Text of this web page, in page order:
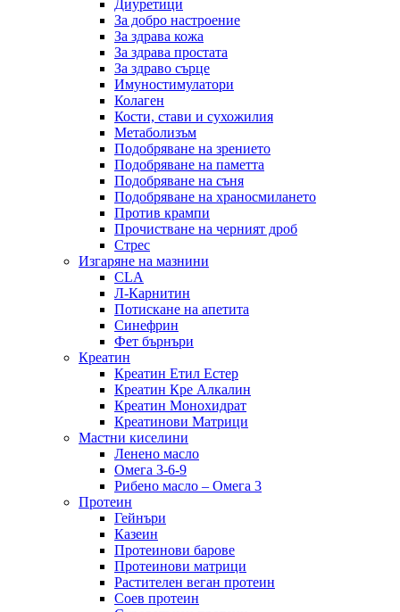
Диуретици
За добро настроение
За здрава кожа
За здрава простата
За здраво сърце
Имуностимулатори
Колаген
Кости, стави и сухожилия
Метаболизъм
Подобряване на зрението
Подобряване на паметта
Подобряване на съня
Подобряване на храносмилането
Против крампи
Прочистване на черният дроб
Стрес
Изгаряне на мазнини
CLA
Л-Карнитин
Потискане на апетита
Синефрин
Фет бърнъри
Креатин
Креатин Етил Естер
Креатин Кре Алкалин
Креатин Монохидрат
Креатинови Матрици
Мастни киселини
Ленено масло
Омега 3-6-9
Рибено масло – Омега 3
Протеин
Гейнъри
Казеин
Протеинови барове
Протеинови матрици
Растителен веган протеин
Соев протеин